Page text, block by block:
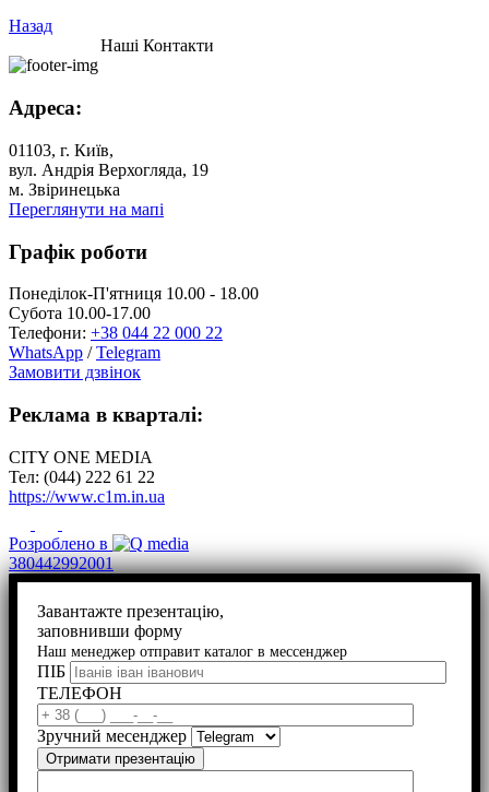
Назад
Наші Контакти
Адреса:
01103, г. Київ,
вул. Андрія Верхогляда, 19
м. Звіринецька
Переглянути на мапі
Графік роботи
Понеділок-П'ятниця 10.00 - 18.00
Субота 10.00-17.00
Телефони: +38 044 22 000 22
WhatsApp /Telegram
Замовити дзвінок
Реклама в кварталі:
CITY ONE MEDIA
Тел: (044) 222 61 22
https://www.c1m.in.ua
Розроблено в
380442992001
Завантажте презентацію,
заповнивши форму
Наш менеджер отправит каталог в мессенджер
ПІБ
ТЕЛЕФОН
Зручний месенджер